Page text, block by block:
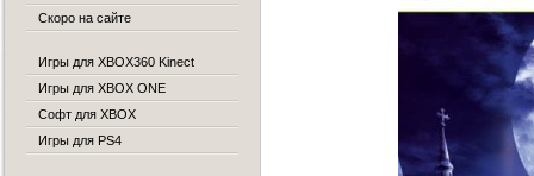
Скоро на сайте
Игры для XBOX360 Kinect
Игры для XBOX ONE
Софт для XBOX
Игры для PS4